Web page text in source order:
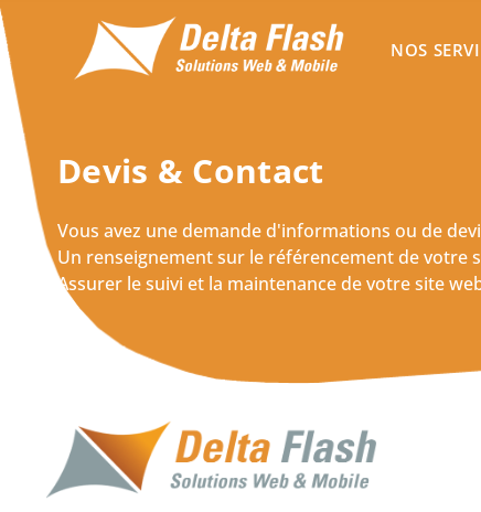
NOS
Devis & Contact
Vous avez une demande d'informations ou de
Un renseignement sur le référencement de votre
Assurer le suivi et la maintenance de votre site